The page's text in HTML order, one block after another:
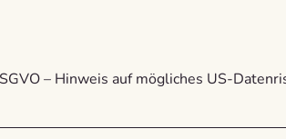
– Hinweis auf mögliches US-